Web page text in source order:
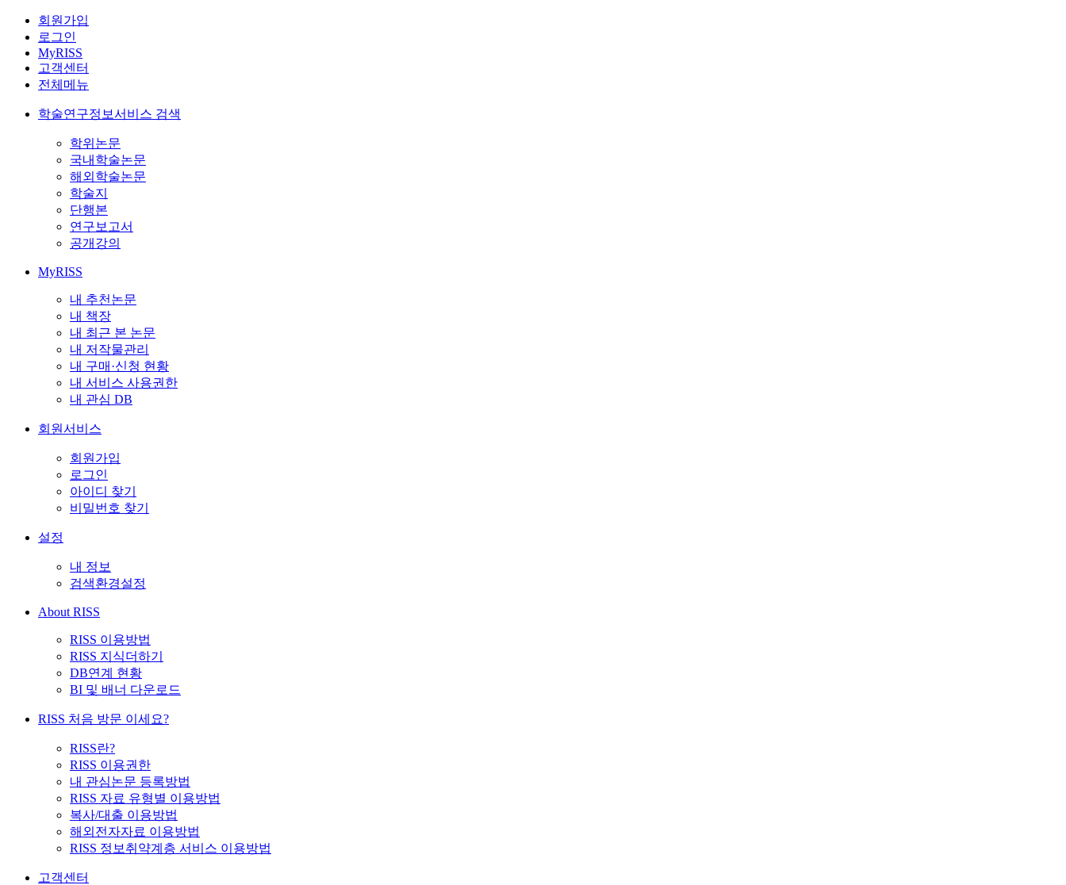
회원가입
로그인
MyRISS
고객센터
전체메뉴
학술연구정보서비스 검색
학위논문
국내학술논문
해외학술논문
학술지
단행본
연구보고서
공개강의
MyRISS
내 추천논문
내 책장
내 최근 본 논문
내 저작물관리
내 구매·신청 현황
내 서비스 사용권한
내 관심 DB
회원서비스
회원가입
로그인
아이디 찾기
비밀번호 찾기
설정
내 정보
검색환경설정
About RISS
RISS 이용방법
RISS 지식더하기
DB연계 현황
BI 및 배너 다운로드
RISS 처음 방문 이세요?
RISS란?
RISS 이용권한
내 관심논문 등록방법
RISS 자료 유형별 이용방법
복사/대출 이용방법
해외전자자료 이용방법
RISS 정보취약계층 서비스 이용방법
고객센터